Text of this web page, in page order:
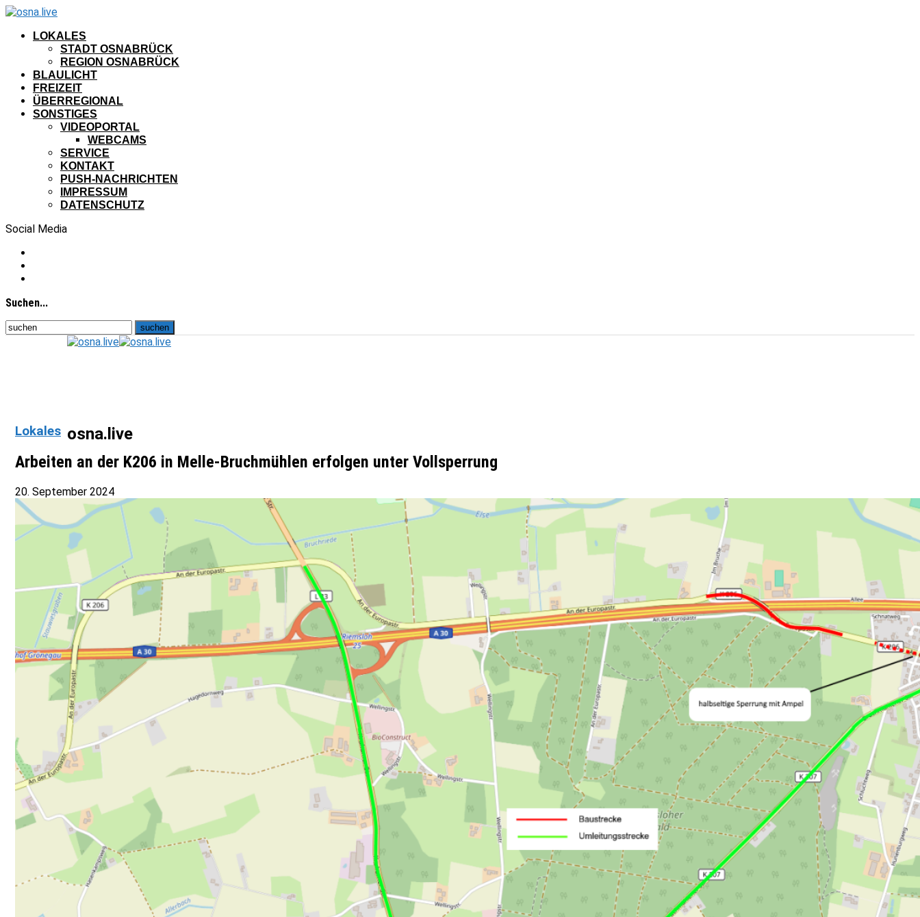
LOKALES
STADT OSNABRÜCK
REGION OSNABRÜCK
BLAULICHT
FREIZEIT
ÜBERREGIONAL
SONSTIGES
VIDEOPORTAL
WEBCAMS
SERVICE
KONTAKT
PUSH-NACHRICHTEN
IMPRESSUM
DATENSCHUTZ
Social Media
Suchen...
osna.live
Lokales
Arbeiten an der K206 in Melle-Bruchmühlen erfolgen unter Vollsperrung
20. September 2024